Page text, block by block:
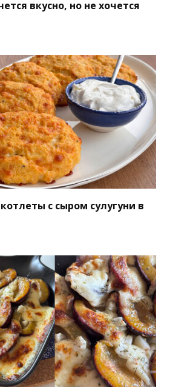
вкусно, но не хочется
с сыром сулугуни в